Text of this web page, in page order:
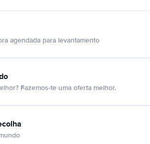
agendada para levantamento
Fazemos-te uma oferta melhor.